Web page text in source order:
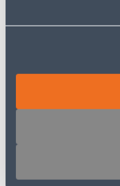
11.19 € /tk
авторизованного